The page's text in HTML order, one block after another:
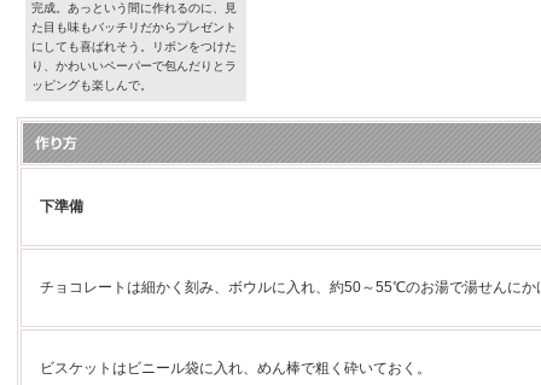
完成。あっという間に作れるのに、見
た目も味もバッチリだからプレゼント
にしても喜ばれそう。リボンをつけた
り、かわいいペーパーで包んだりとラ
ッピングも楽しんで。
下準備
チョコレートは細かく刻み、ボウルに入れ、約50～55℃のお湯で湯せんにか
ビスケットはビニール袋に入れ、めん棒で粗く砕いておく。